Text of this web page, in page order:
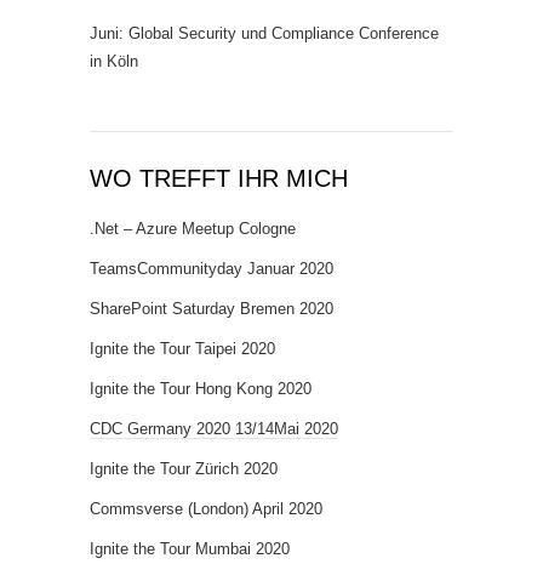
Juni: Global Security und Compliance Conference
in Köln
WO TREFFT IHR MICH
.Net – Azure Meetup Cologne
TeamsCommunityday Januar 2020
SharePoint Saturday Bremen 2020
Ignite the Tour Taipei 2020
Ignite the Tour Hong Kong 2020
CDC Germany 2020 13/14Mai 2020
Ignite the Tour Zürich 2020
Commsverse (London) April 2020
Ignite the Tour Mumbai 2020